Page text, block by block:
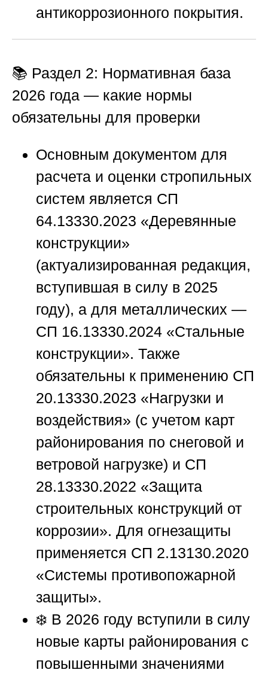
антикоррозионного покрытия.
📚 Раздел 2: Нормативная база
2026 года — какие нормы
обязательны для проверки
Основным документом для
расчета и оценки стропильных
систем является СП
64.13330.2023 «Деревянные
конструкции»
(актуализированная редакция,
вступившая в силу в 2025
году), а для металлических —
СП 16.13330.2024 «Стальные
конструкции». Также
обязательны к применению СП
20.13330.2023 «Нагрузки и
воздействия» (с учетом карт
районирования по снеговой и
ветровой нагрузке) и СП
28.13330.2022 «Защита
строительных конструкций от
коррозии». Для огнезащиты
применяется СП 2.13130.2020
«Системы противопожарной
защиты».
❄️ В 2026 году вступили в силу
новые карты районирования с
повышенными значениями